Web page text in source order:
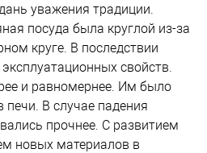
уважения традиции.
посуда была круглой из-за
круге. В последствии
свойств.
и равномернее. Им было
печи. В случае падения
прочнее. С развитием
новых материалов в